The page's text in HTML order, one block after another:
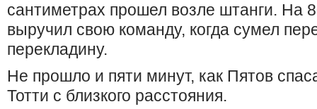
сантиметрах прошел возле штанги. На
выручил свою команду, когда сумел
перекладину.
Не прошло и пяти минут, как Пятов
Тотти с близкого расстояния.